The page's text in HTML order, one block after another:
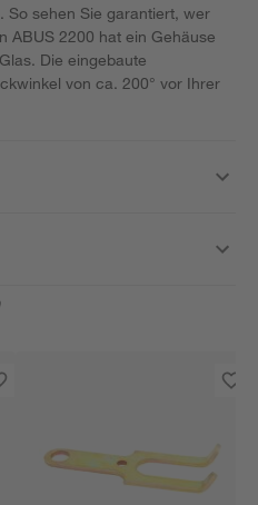
So sehen Sie garantiert, wer
ABUS 2200 hat ein Gehäuse
Die eingebaute
von ca. 200° vor Ihrer